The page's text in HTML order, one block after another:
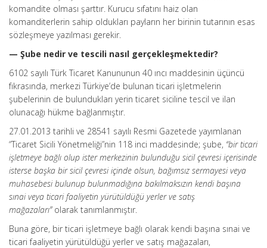
komandite olması şarttır. Kurucu sıfatını haiz olan
komanditerlerin sahip oldukları payların her birinin tutarının esas
sözleşmeye yazılması gerekir.
— Şube nedir ve tescili nasıl gerçekleşmektedir?
6102 sayılı Türk Ticaret Kanununun 40 ıncı maddesinin üçüncü
fıkrasında, merkezi Türkiye’de bulunan ticari işletmelerin
şubelerinin de bulundukları yerin ticaret siciline tescil ve ilan
olunacağı hükme bağlanmıştır.
27.01.2013 tarihli ve 28541 sayılı Resmi Gazetede yayımlanan
“Ticaret Sicili Yönetmeliği”nin 118 inci maddesinde; şube, “bir ticari
işletmeye bağlı olup ister merkezinin bulunduğu sicil çevresi içerisinde
isterse başka bir sicil çevresi içinde olsun, bağımsız sermayesi veya
muhasebesi bulunup bulunmadığına bakılmaksızın kendi başına
sınai veya ticari faaliyetin yürütüldüğü yerler ve satış
mağazaları”olarak tanımlanmıştır.
Buna göre, bir ticari işletmeye bağlı olarak kendi başına sınai ve
ticari faaliyetin yürütüldüğü yerler ve satış mağazaları,